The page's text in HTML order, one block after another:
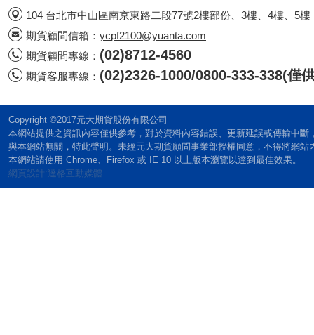
104 台北市中山區南京東路二段77號2樓部份、3樓、4樓、5樓
期貨顧問信箱： ycpf2100@yuanta.com
期貨顧問專線： (02)8712-4560
期貨客服專線： (02)2326-1000/0800-333-338(僅
Copyright ©2017元大期貨股份有限公司
本網站提供之資訊內容僅供參考，對於資料內容錯誤、更新延誤或傳輸中
與本網站無關，特此聲明。未經元大期貨顧問事業部授權同意，不得將網站
本網站請使用 Chrome、Firefox 或 IE 10 以上版本瀏覽以達到最佳效果。
網頁設計:達格互動媒體